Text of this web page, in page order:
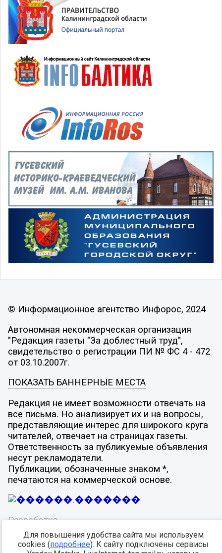
© Информационное агентство Инфорос, 2024
Автономная некоммерческая организация
"Редакция газеты "За доблестный труд",
свидетельство о регистрации ПИ № ФС 4 - 472
от 03.10.2007г.
ПОКАЗАТЬ БАННЕРНЫЕ МЕСТА
Редакция не имеет возможности отвечать на
все письма. Но анализирует их и на вопросы,
представляющие интерес для широкого круга
читателей, отвечает на страницах газеты.
Ответственность за публикуемые объявления
несут рекламодатели.
Публикации, обозначенные знаком *,
печатаются на коммерческой основе.
Разработка -
Для повышения удобства сайта мы используем
cookies (подробнее). К сайту подключены сервисы